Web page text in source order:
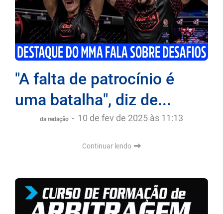
"A falta de patrocínio é
uma batalha", diz de...
da redação - 10 de fev de 2025 às 11:13
Continuar lendo